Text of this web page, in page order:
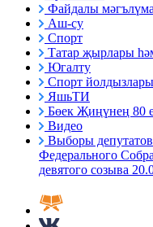
Файдалы
Аш-су
Спорт
Татар җырлары
Югалту
Спорт йолдызлары
ЯшьТИ
Бөек Җиңүнең 80
Видео
Выборы
Федерального
девятого созыва